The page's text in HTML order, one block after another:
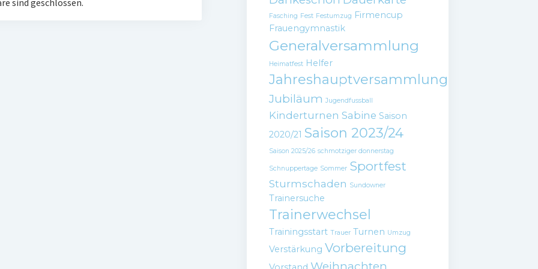
Fasching Fest Festumzug Firmencup
Frauengymnastik
Generalversammlung
Heimatfest Helfer
Jahreshauptversammlung
Jubiläum Jugendfussball
Kinderturnen Sabine Saison
2020/21 Saison 2023/24
Saison 2025/26 schmotziger donnerstag
Schnuppertage Sommer Sportfest
Sturmschaden Sundowner
Trainersuche
Trainerwechsel
Trainingsstart Trauer Turnen Umzug
Verstärkung Vorbereitung